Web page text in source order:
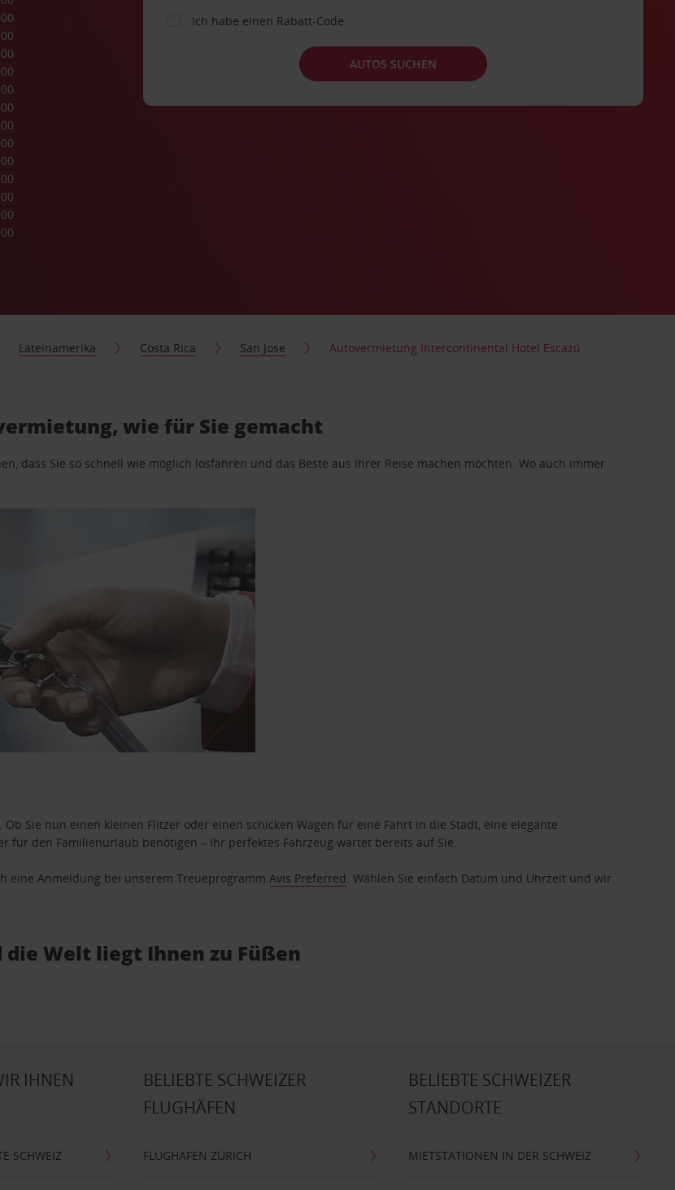
Ich habe einen Rabatt-Code
AUTOS SUCHEN
Lateinamerika Costa Rica San Jose Autovermietung Intercontinental Hotel Escazú
wie für Sie gemacht
dass Sie so schnell wie möglich losfahren und das Beste aus Ihrer Reise machen möchten. Wo auch immer
Sie nun einen kleinen Flitzer oder einen schicken Wagen für eine Fahrt in die Stadt, eine elegante
für den Familienurlaub benötigen – Ihr perfektes Fahrzeug wartet bereits auf Sie.
eine Anmeldung bei unserem TreueprogrammAvis Preferred. Wählen Sie einfach Datum und Uhrzeit und wir
Welt liegt Ihnen zu Füßen
IHNEN
SCHWEIZ
BELIEBTE SCHWEIZER
FLUGHÄFEN
FLUGHAFEN ZÜRICH
BELIEBTE SCHWEIZER
STANDORTE
MIETSTATIONEN IN DER SCHWEIZ